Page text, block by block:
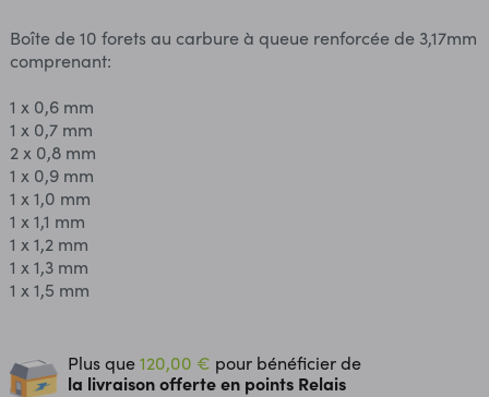
Boîte de 10 forets au carbure à queue renforcée de 3,17mm
comprenant:
1 x 0,6 mm
1 x 0,7 mm
2 x 0,8 mm
1 x 0,9 mm
1 x 1,0 mm
1 x 1,1 mm
1 x 1,2 mm
1 x 1,3 mm
1 x 1,5 mm
Plus que120,00 € pour bénéficier de
la livraison offerte en points Relais